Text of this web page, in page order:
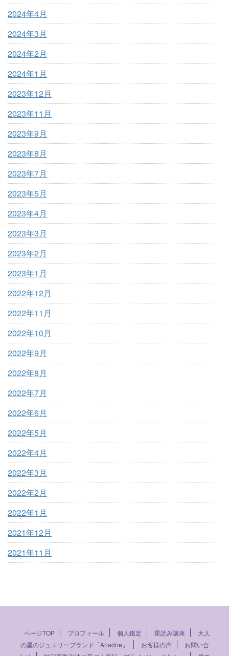
2024年4月
2024年3月
2024年2月
2024年1月
2023年12月
2023年11月
2023年9月
2023年8月
2023年7月
2023年5月
2023年4月
2023年3月
2023年2月
2023年1月
2022年12月
2022年11月
2022年10月
2022年9月
2022年8月
2022年7月
2022年6月
2022年5月
2022年4月
2022年3月
2022年2月
2022年1月
2021年12月
2021年11月
ページTOP プロフィール 個人鑑定 星読み講座
大人
の星のジュエリーブランド「Ariadne」
お客様の声
お問い合